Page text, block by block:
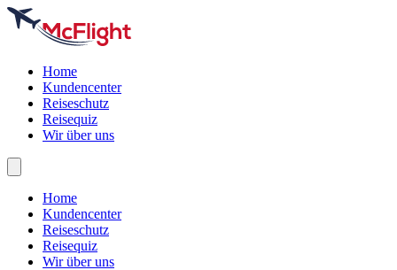
Home
Kundencenter
Reiseschutz
Reisequiz
Wir über uns
Home
Kundencenter
Reiseschutz
Reisequiz
Wir über uns